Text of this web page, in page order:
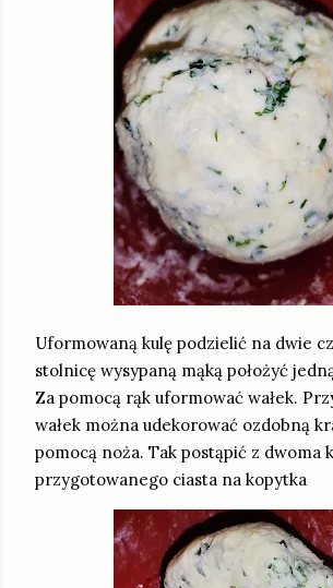
Uformowaną kulę podzielić na dwie
stolnicę wysypaną mąką położyć
Za pomocą rąk uformować wałek.
wałek można udekorować ozdobną
pomocą noża. Tak postąpić z dwoma
przygotowanego ciasta na kopytka